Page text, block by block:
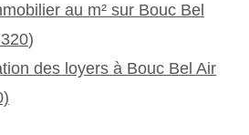
au m² sur Bouc Bel
)
des loyers à Bouc Bel Air